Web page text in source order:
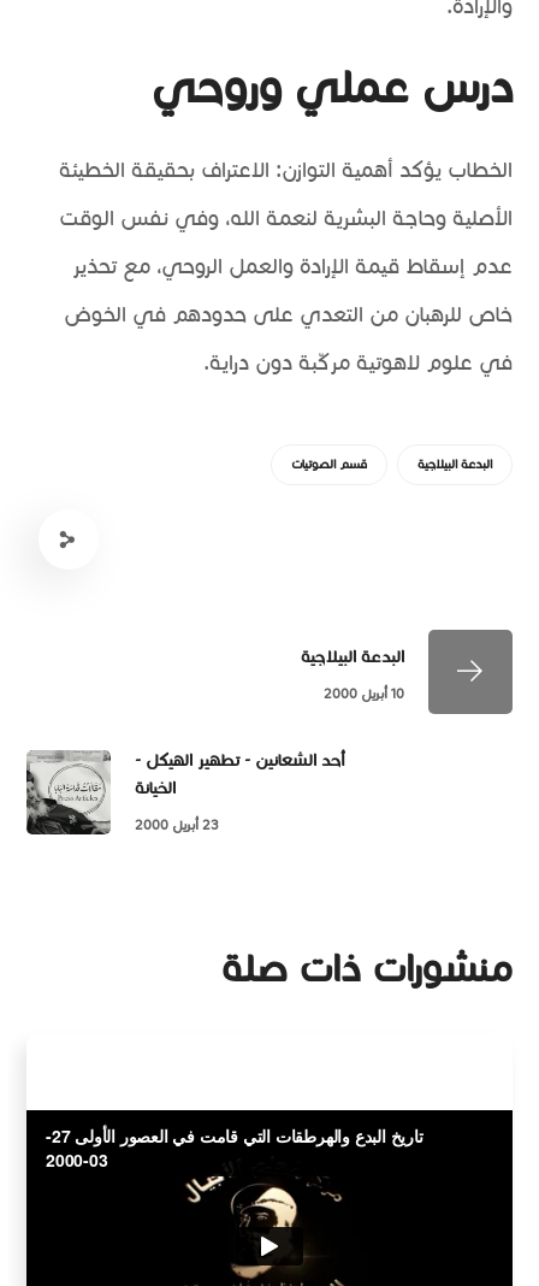
والإرادة.
درس عملي وروحي
الخطاب يؤكد أهمية التوازن: الاعتراف بحقيقة الخطيئة
الأصلية وحاجة البشرية لنعمة الله، وفي نفس الوقت
عدم إسقاط قيمة الإرادة والعمل الروحي، مع تحذير
خاص للرهبان من التعدي على حدودهم في الخوض
في علوم لاهوتية مركّبة دون دراية.
البدعة البيلاجية قسم الصوتيات
البدعة البيلاجية
10 أبريل 2000
أحد الشعانين - تطهير الهيكل -
الخيانة
23 أبريل 2000
منشورات ذات صلة